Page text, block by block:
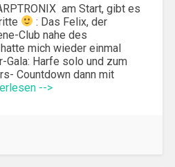
am Start, gibt es
: Das Felix, der
Club nahe des
mich wieder einmal
Gala: Harfe solo und zum
Countdown dann mit
-->